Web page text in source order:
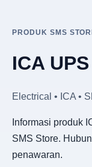
PRODUK SMS
ICA
Electrical • ICA •
Informasi produk
SMS Store.
penawaran.